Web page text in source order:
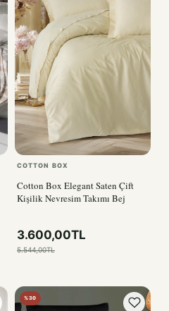
COTTON BOX
Cotton Box Elegant Saten Çift
Kişilik Nevresim Takımı Bej
3.600,00TL
5.544,00TL
%30